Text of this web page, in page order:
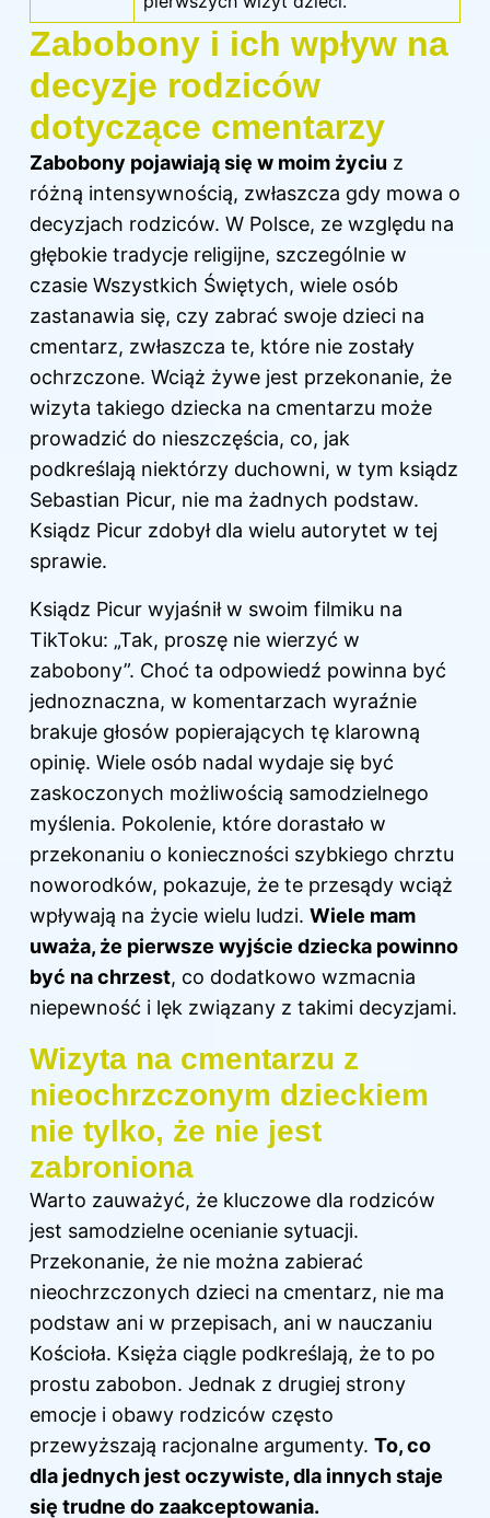
Zabobony i ich wpływ na
decyzje rodziców
dotyczące cmentarzy
Zabobony pojawiają się w moim życiu z
różną intensywnością, zwłaszcza gdy mowa o
decyzjach rodziców. W Polsce, ze względu na
głębokie tradycje religijne, szczególnie w
czasie Wszystkich Świętych, wiele osób
zastanawia się, czy zabrać swoje dzieci na
cmentarz, zwłaszcza te, które nie zostały
ochrzczone. Wciąż żywe jest przekonanie, że
wizyta takiego dziecka na cmentarzu może
prowadzić do nieszczęścia, co, jak
podkreślają niektórzy duchowni, w tym ksiądz
Sebastian Picur, nie ma żadnych podstaw.
Ksiądz Picur zdobył dla wielu autorytet w tej
sprawie.
Ksiądz Picur wyjaśnił w swoim filmiku na
TikToku: „Tak, proszę nie wierzyć w
zabobony”. Choć ta odpowiedź powinna być
jednoznaczna, w komentarzach wyraźnie
brakuje głosów popierających tę klarowną
opinię. Wiele osób nadal wydaje się być
zaskoczonych możliwością samodzielnego
myślenia. Pokolenie, które dorastało w
przekonaniu o konieczności szybkiego chrztu
noworodków, pokazuje, że te przesądy wciąż
wpływają na życie wielu ludzi. Wiele mam
uważa, że pierwsze wyjście dziecka powinno
być na chrzest, co dodatkowo wzmacnia
niepewność i lęk związany z takimi decyzjami.
Wizyta na cmentarzu z
nieochrzczonym dzieckiem
nie tylko, że nie jest
zabroniona
Warto zauważyć, że kluczowe dla rodziców
jest samodzielne ocenianie sytuacji.
Przekonanie, że nie można zabierać
nieochrzczonych dzieci na cmentarz, nie ma
podstaw ani w przepisach, ani w nauczaniu
Kościoła. Księża ciągle podkreślają, że to po
prostu zabobon. Jednak z drugiej strony
emocje i obawy rodziców często
przewyższają racjonalne argumenty. To, co
dla jednych jest oczywiste, dla innych staje
się trudne do zaakceptowania.